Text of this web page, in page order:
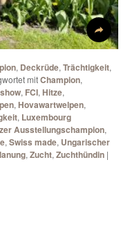
, Deckrüde,Trächtigkeit,
mitChampion,
, FCI,Hitze,
,Hovawartwelpen,
, Luxembourg
Ausstellungschampion,
,Swiss made, Ungarischer
,Zucht,Zuchthündin |